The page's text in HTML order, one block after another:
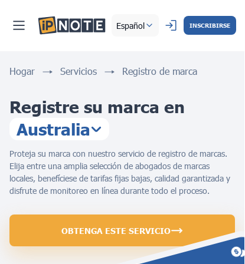
Español INSCRIBIRSE
Hogar Servicios Registro de marca
Registre su marca en
Australia
Proteja su marca con nuestro servicio de registro de marcas.
Elija entre una amplia selección de abogados de marcas
locales, benefíciese de tarifas fijas bajas, calidad garantizada y
disfrute de monitoreo en línea durante todo el proceso.
OBTENGA ESTE SERVICIO